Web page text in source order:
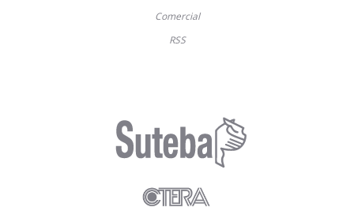
Comercial
RSS